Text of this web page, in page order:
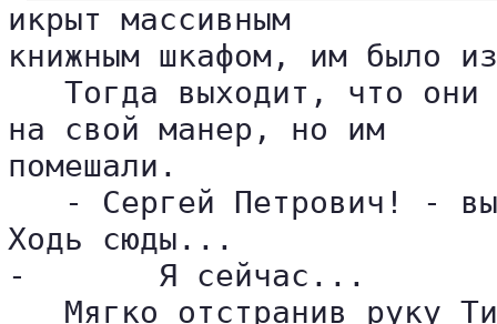
икрыт массивным
книжным шкафом, им было
Тогда выходит, что
на свой манер, но им
помешали.
- Сергей Петрович! -
Ходь сюды...
-	Я сейчас...
Мягко отстранив руку